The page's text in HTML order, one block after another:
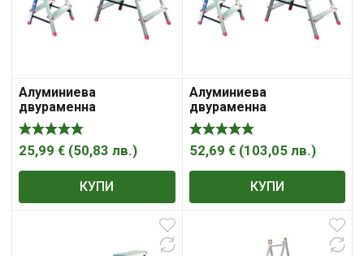
Алуминиева
двураменна
домакинска стълба
25,99 € (50,83 лв.)
КУПИ
Алуминиева
двураменна
домакинска стълба
52,69 € (103,05 лв.)
КУПИ